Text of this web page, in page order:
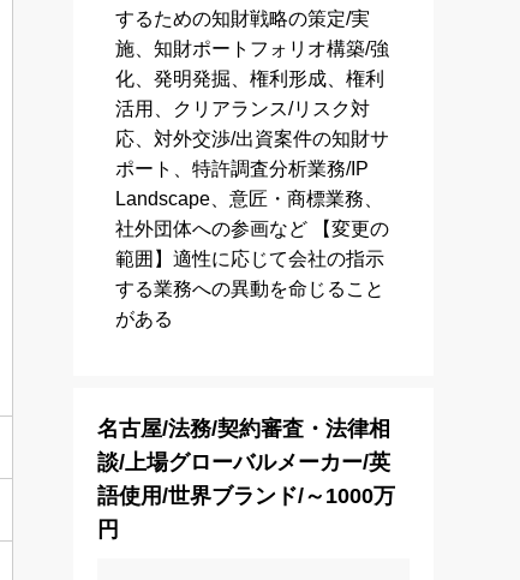
するための知財戦略の策定/実
施、知財ポートフォリオ構築/強
化、発明発掘、権利形成、権利
活用、クリアランス/リスク対
応、対外交渉/出資案件の知財サ
ポート、特許調査分析業務/IP
Landscape、意匠・商標業務、
社外団体への参画など 【変更の
範囲】適性に応じて会社の指示
する業務への異動を命じること
がある
名古屋/法務/契約審査・法律相
談/上場グローバルメーカー/英
語使用/世界ブランド/～1000万
円